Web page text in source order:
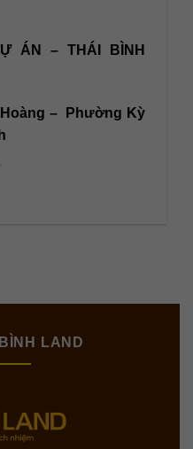
ÁN – THÁI BÌNH
– Phường Kỳ
LAND